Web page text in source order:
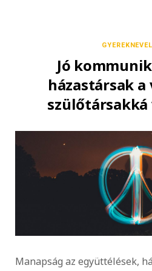
Jó
házastársak a
Manapság az együttélések,